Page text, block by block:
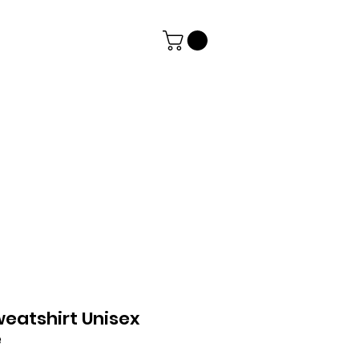
Unisex